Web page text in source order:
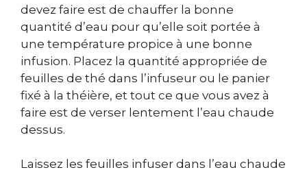
devez faire est de chauffer la bonne
quantité d’eau pour qu’elle soit portée à
une température propice à une bonne
infusion. Placez la quantité appropriée de
feuilles de thé dans l’infuseur ou le panier
fixé à la théière, et tout ce que vous avez à
faire est de verser lentement l’eau chaude
dessus.
Laissez les feuilles infuser dans l’eau chaude